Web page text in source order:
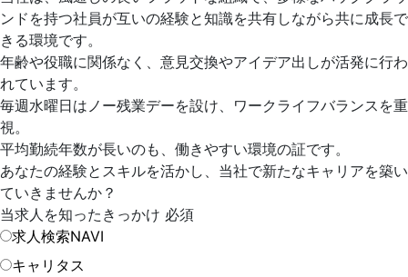
ンドを持つ社員が互いの経験と知識を共有しながら共に成長で
きる環境です。
年齢や役職に関係なく、意見交換やアイデア出しが活発に行わ
れています。
毎週水曜日はノー残業デーを設け、ワークライフバランスを重
視。
平均勤続年数が長いのも、働きやすい環境の証です。
あなたの経験とスキルを活かし、当社で新たなキャリアを築い
ていきませんか？
当求人を知ったきっかけ 必須
求人検索NAVI
キャリタス